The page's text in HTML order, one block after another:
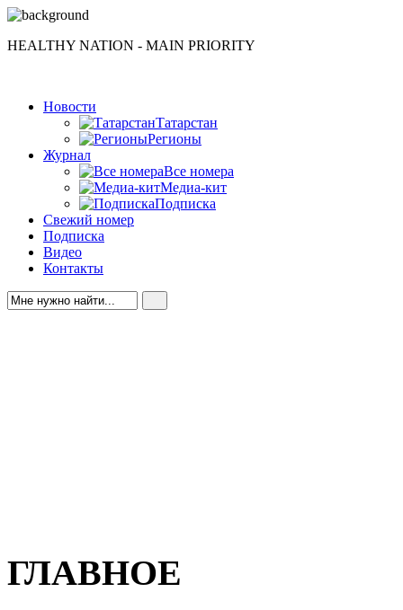
HEALTHY NATION - MAIN PRIORITY
Новости
Татарстан
Регионы
Журнал
Все номера
Медиа-кит
Подписка
Свежий номер
Подписка
Видео
Контакты
ГЛАВНОЕ